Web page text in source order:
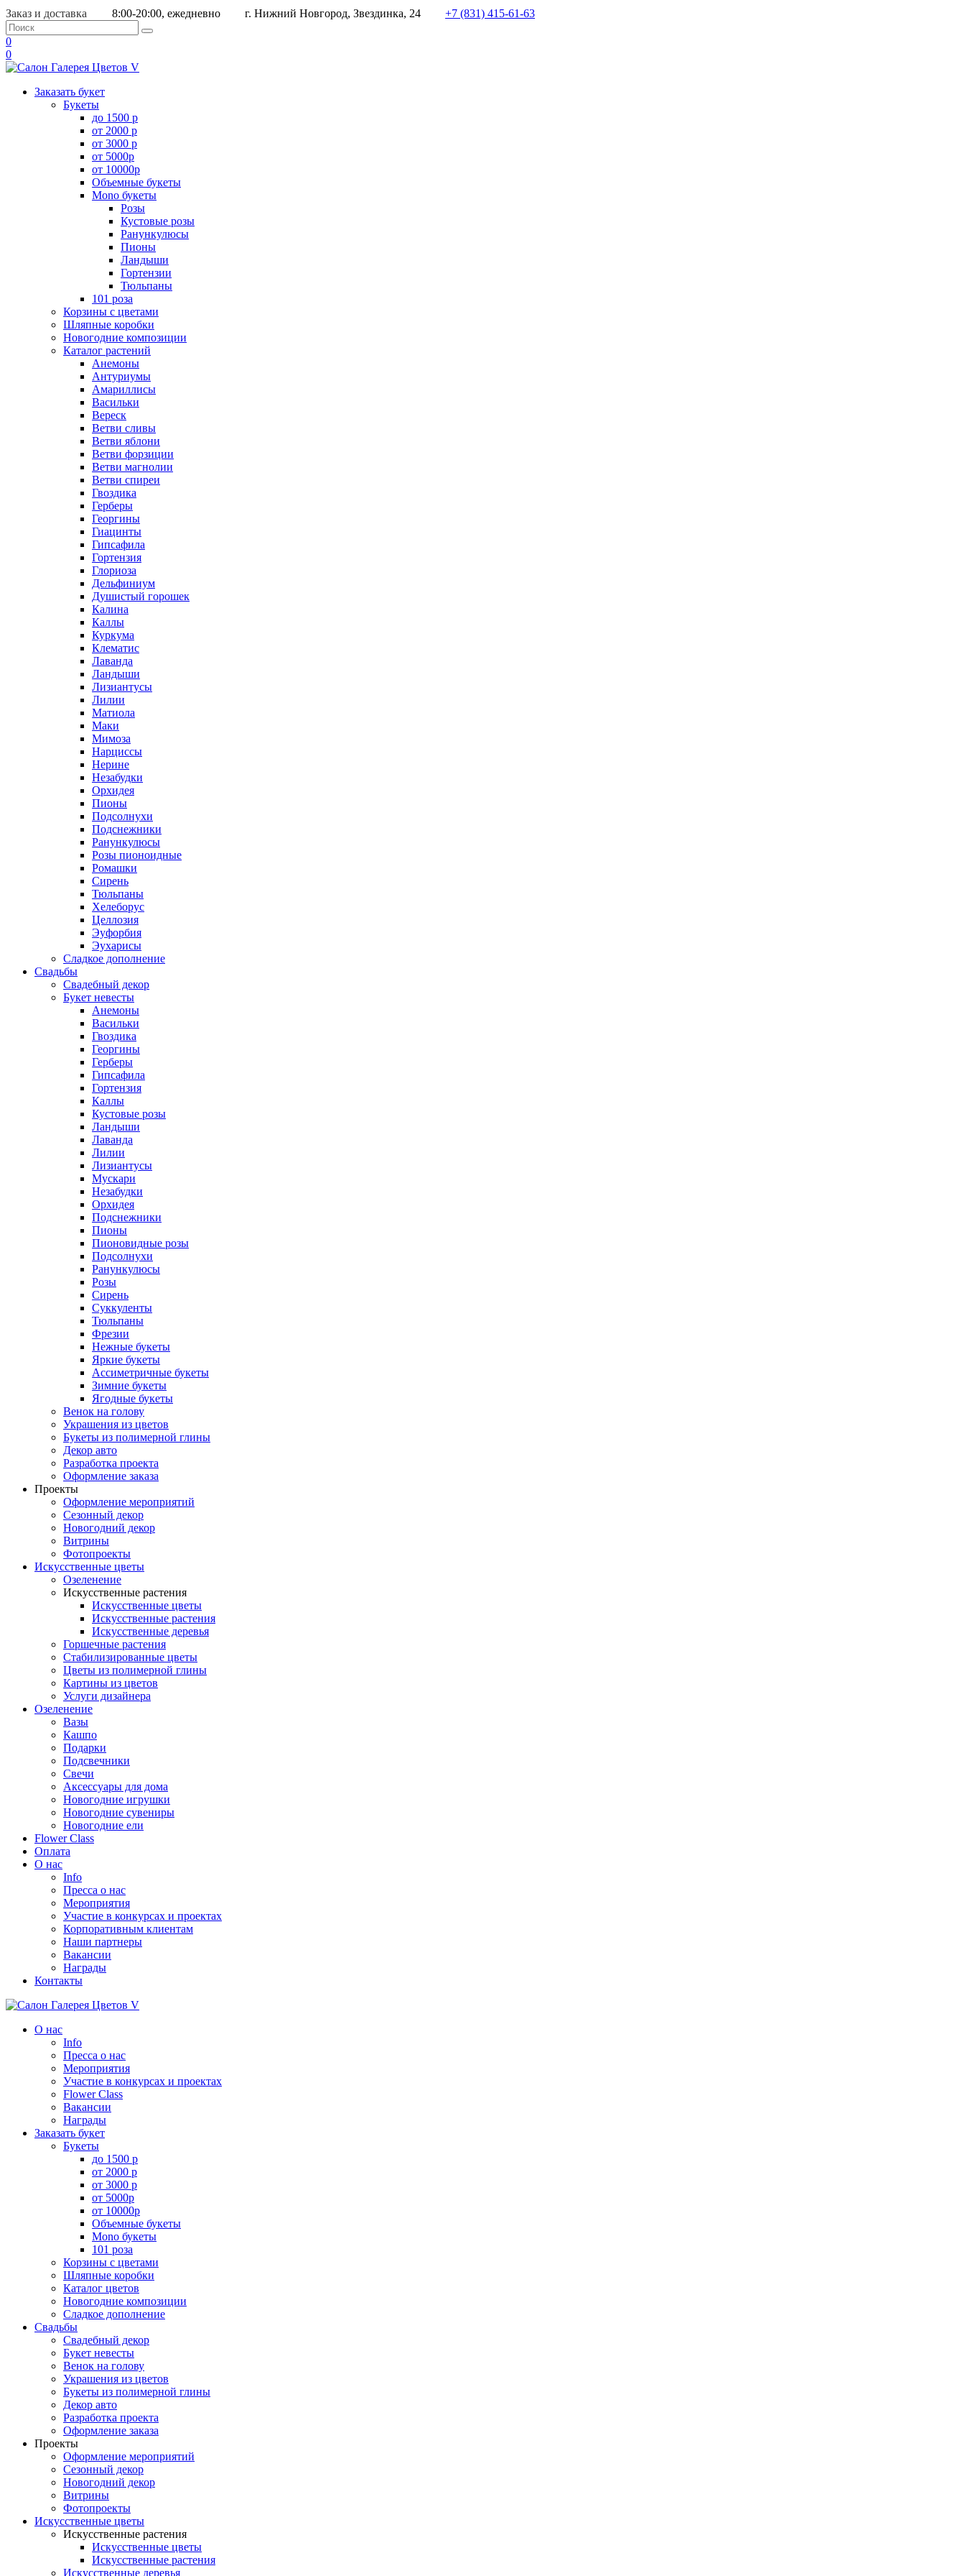
Заказ и доставка 8:00-20:00, ежедневно г. Нижний Новгород, Звездинка, 24 +7 (831) 415-61-63
0
0
Заказать букет
Букеты
до 1500 р
от 2000 р
от 3000 р
от 5000р
от 10000р
Объемные букеты
Mono букеты
Розы
Кустовые розы
Ранункулюсы
Пионы
Ландыши
Гортензии
Тюльпаны
101 роза
Корзины с цветами
Шляпные коробки
Новогодние композиции
Каталог растений
Анемоны
Антуриумы
Амариллисы
Васильки
Вереск
Ветви сливы
Ветви яблони
Ветви форзиции
Ветви магнолии
Ветви спиреи
Гвоздика
Герберы
Георгины
Гиацинты
Гипсафила
Гортензия
Глориоза
Дельфиниум
Душистый горошек
Калина
Каллы
Куркума
Клематис
Лаванда
Ландыши
Лизиантусы
Лилии
Матиола
Маки
Мимоза
Нарциссы
Нерине
Незабудки
Орхидея
Пионы
Подсолнухи
Подснежники
Ранункулюсы
Розы пионоидные
Ромашки
Сирень
Тюльпаны
Хелеборус
Целлозия
Эуфорбия
Эухарисы
Сладкое дополнение
Свадьбы
Свадебный декор
Букет невесты
Анемоны
Васильки
Гвоздика
Георгины
Герберы
Гипсафила
Гортензия
Каллы
Кустовые розы
Ландыши
Лаванда
Лилии
Лизиантусы
Мускари
Незабудки
Орхидея
Подснежники
Пионы
Пионовидные розы
Подсолнухи
Ранункулюсы
Розы
Сирень
Суккуленты
Тюльпаны
Фрезии
Нежные букеты
Яркие букеты
Ассиметричные букеты
Зимние букеты
Ягодные букеты
Венок на голову
Украшения из цветов
Букеты из полимерной глины
Декор авто
Разработка проекта
Оформление заказа
Проекты
Оформление мероприятий
Сезонный декор
Новогодний декор
Витрины
Фотопроекты
Искусственные цветы
Озеленение
Искусственные растения
Искусственные цветы
Искусственные растения
Искусственные деревья
Горшечные растения
Стабилизированные цветы
Цветы из полимерной глины
Картины из цветов
Услуги дизайнера
Озеленение
Вазы
Кашпо
Подарки
Подсвечники
Свечи
Аксессуары для дома
Новогодние игрушки
Новогодние сувениры
Новогодние ели
Flower Class
Оплата
О нас
Info
Пресса о нас
Мероприятия
Участие в конкурсах и проектах
Корпоративным клиентам
Наши партнеры
Вакансии
Награды
Контакты
О нас
Info
Пресса о нас
Мероприятия
Участие в конкурсах и проектах
Flower Class
Вакансии
Награды
Заказать букет
Букеты
до 1500 р
от 2000 р
от 3000 р
от 5000р
от 10000р
Объемные букеты
Mono букеты
101 роза
Корзины с цветами
Шляпные коробки
Каталог цветов
Новогодние композиции
Сладкое дополнение
Свадьбы
Свадебный декор
Букет невесты
Венок на голову
Украшения из цветов
Букеты из полимерной глины
Декор авто
Разработка проекта
Оформление заказа
Проекты
Оформление мероприятий
Сезонный декор
Новогодний декор
Витрины
Фотопроекты
Искусственные цветы
Искусственные растения
Искусственные цветы
Искусственные растения
Искусственные деревья